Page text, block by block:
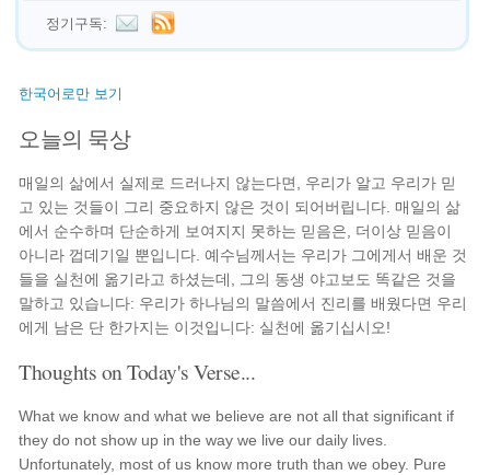
정기구독:
한국어로만 보기
오늘의 묵상
매일의 삶에서 실제로 드러나지 않는다면, 우리가 알고 우리가 믿
고 있는 것들이 그리 중요하지 않은 것이 되어버립니다. 매일의 삶
에서 순수하며 단순하게 보여지지 못하는 믿음은, 더이상 믿음이
아니라 껍데기일 뿐입니다. 예수님께서는 우리가 그에게서 배운 것
들을 실천에 옮기라고 하셨는데, 그의 동생 야고보도 똑같은 것을
말하고 있습니다: 우리가 하나님의 말씀에서 진리를 배웠다면 우리
에게 남은 단 한가지는 이것입니다: 실천에 옮기십시오!
Thoughts on Today's Verse...
What we know and what we believe are not all that significant if
they do not show up in the way we live our daily lives.
Unfortunately, most of us know more truth than we obey. Pure